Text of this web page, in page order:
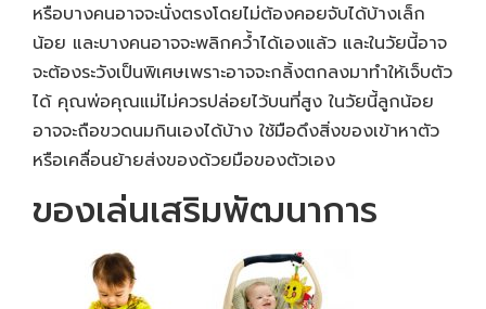
หรือบางคนอาจจะนั่งตรงโดยไม่ต้องคอยจับได้บ้างเล็ก
น้อย และบางคนอาจจะพลิกคว้ำได้เองแล้ว และในวัยนี้อาจ
จะต้องระวังเป็นพิเศษเพราะอาจจะกลิ้งตกลงมาทำให้เจ็บตัว
ได้ คุณพ่อคุณแม่ไม่ควรปล่อยไว้บนที่สูง ในวัยนี้ลูกน้อย
อาจจะถือขวดนมกินเองได้บ้าง ใช้มือดึงสิ่งของเข้าหาตัว
หรือเคลื่อนย้ายส่งของด้วยมือของตัวเอง
ของเล่นเสริมพัฒนาการ